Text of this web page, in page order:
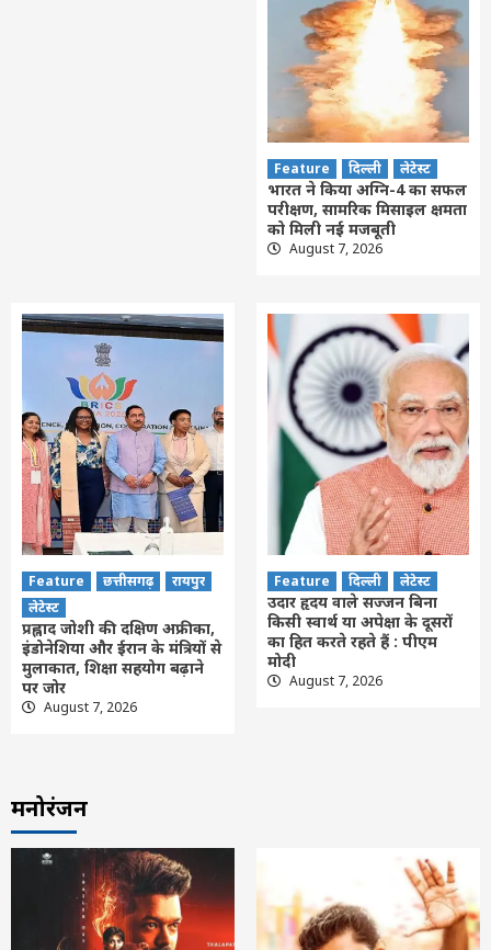
Feature दिल्ली लेटेस्ट
भारत ने किया अग्नि-4 का सफल
परीक्षण, सामरिक मिसाइल क्षमता
को मिली नई मजबूती
August 7, 2026
Feature छत्तीसगढ़
रायपुर
लेटेस्ट
प्रह्लाद जोशी की दक्षिण अफ्रीका,
इंडोनेशिया और ईरान के मंत्रियों से
मुलाकात, शिक्षा सहयोग बढ़ाने
पर जोर
August 7, 2026
Feature दिल्ली लेटेस्ट
उदार हृदय वाले सज्जन बिना
किसी स्वार्थ या अपेक्षा के दूसरों
का हित करते रहते हैं : पीएम
मोदी
August 7, 2026
मनोरंजन